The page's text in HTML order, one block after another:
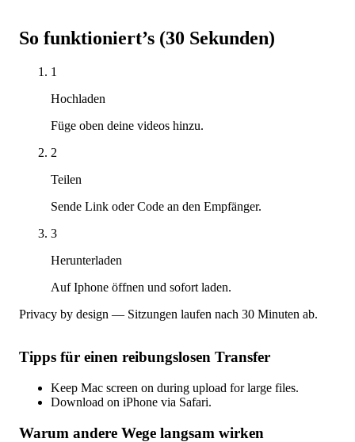
So funktioniert’s (30 Sekunden)
1
Hochladen
Füge oben deine videos hinzu.
2
Teilen
Sende Link oder Code an den Empfänger.
3
Herunterladen
Auf Iphone öffnen und sofort laden.
Privacy by design — Sitzungen laufen nach 30 Minuten ab.
Tipps für einen reibungslosen Transfer
Keep Mac screen on during upload for large files.
Download on iPhone via Safari.
Warum andere Wege langsam wirken